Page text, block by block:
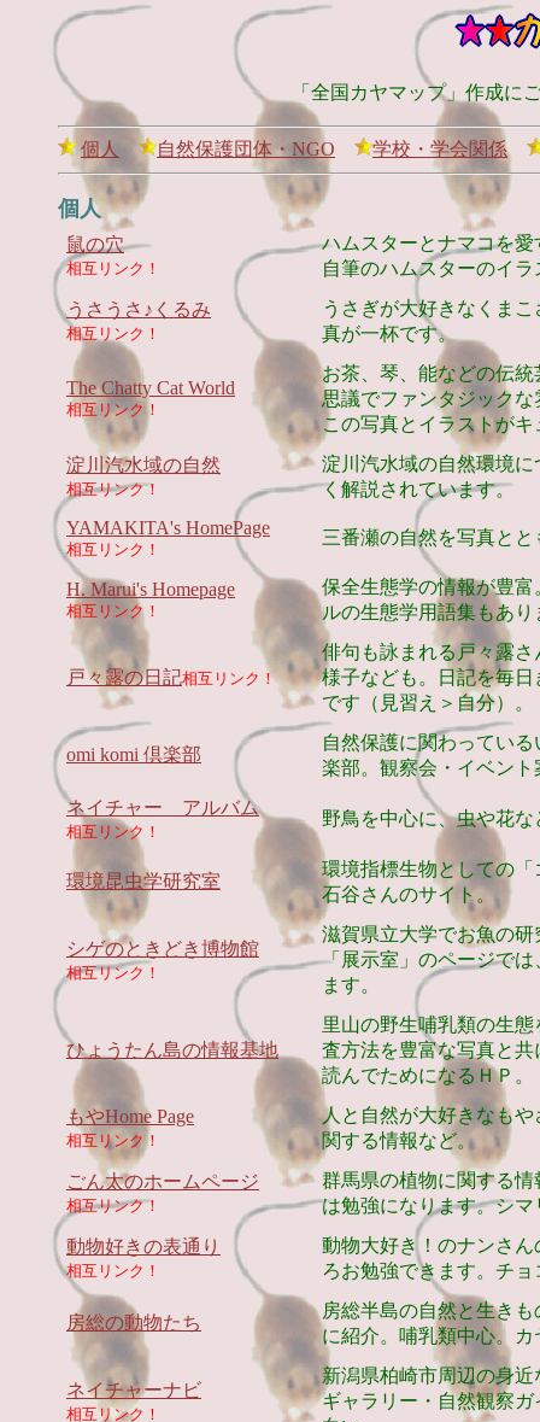
「全国カヤマップ」作成に
個人 自然保護団体・NGO 学校・学会関係
個人
鼠の穴
相互リンク！
ハムスターとナマコを
自筆のハムスターのイラ
うさうさ♪くるみ
相互リンク！
うさぎが大好きなくま
真が一杯です。
The Chatty Cat World
相互リンク！
お茶、琴、能などの伝
思議でファンタジック
この写真とイラストがキ
淀川汽水域の自然
相互リンク！
淀川汽水域の自然環境
く解説されています。
YAMAKITA's HomePage
相互リンク！
三番瀬の自然を写真とと
H. Marui's Homepage
相互リンク！
保全生態学の情報が豊
ルの生態学用語集もあり
戸々露の日記相互リンク！
俳句も詠まれる戸々露
様子なども。日記を毎
です（見習え＞自分）。
omi komi 倶楽部
自然保護に関わってい
楽部。 観察会・イベント
ネイチャー アルバム
相互リンク！
野鳥を中心に、虫や花
環境昆虫学研究室
環境指標生物としての
石谷さんのサイト。
シゲのときどき博物館
相互リンク！
滋賀県立大学でお魚の
「展示室」のページで
ます。
ひょうたん島の情報基地
里山の野生哺乳類の生
査方法を豊富な写真と
読んでためになるＨＰ。
もやHome Page
相互リンク！
人と自然が大好きなも
関する情報など。
ごん太のホームページ
相互リンク！
群馬県の植物に関する
は勉強になります。シ
動物好きの表通り
相互リンク！
動物大好き！のナンさ
ろお勉強できます。チ
房総の動物たち
房総半島の自然と生き
に紹介。哺乳類中心。
ネイチャーナビ
相互リンク！
新潟県柏崎市周辺の身
ギャラリー・自然観察